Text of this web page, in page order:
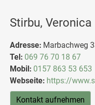
Stirbu, Veronica
Adresse: Marbachweg
Tel: 069 76 70 18 67
Mobil: 0157 863 53 653
Webseite: https://
Kontakt aufnehmen